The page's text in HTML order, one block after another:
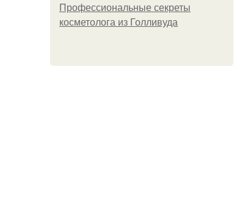
Профессиональные секреты
косметолога из Голливуда